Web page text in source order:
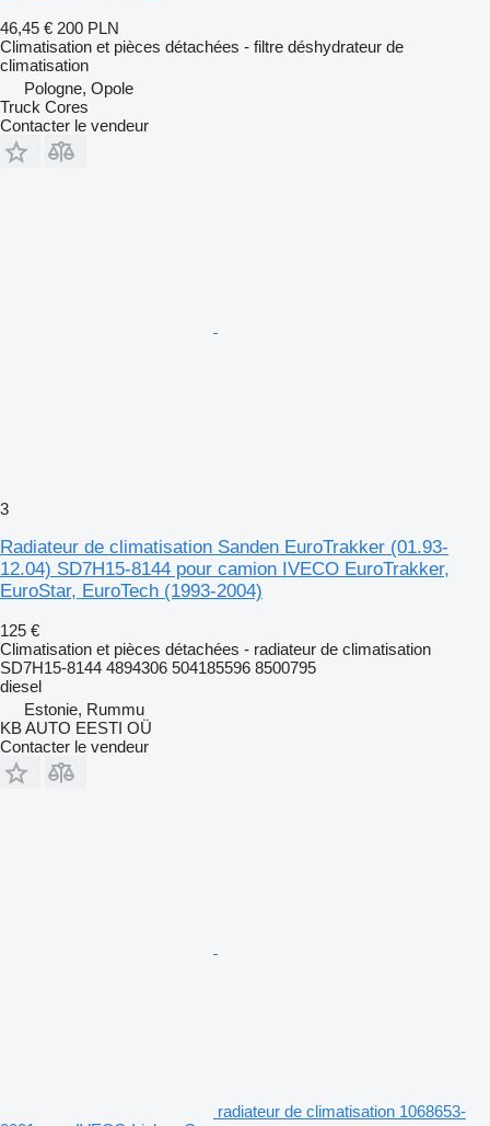
46,45 € 200 PLN
Climatisation et pièces détachées - filtre déshydrateur de
climatisation
Pologne, Opole
Truck Cores
Contacter le vendeur
3
Radiateur de climatisation Sanden EuroTrakker (01.93-
12.04) SD7H15-8144 pour camion IVECO EuroTrakker,
EuroStar, EuroTech (1993-2004)
125 €
Climatisation et pièces détachées - radiateur de climatisation
SD7H15-8144 4894306 504185596 8500795
diesel
Estonie, Rummu
KB AUTO EESTI OÜ
Contacter le vendeur
radiateur de climatisation 1068653-